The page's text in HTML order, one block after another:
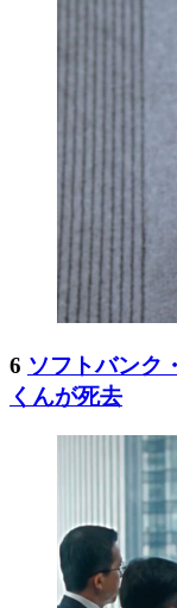
6 ソフトバンク
くんが死去